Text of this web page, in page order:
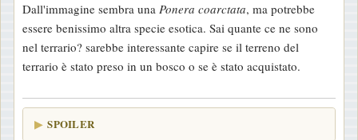
s
s
a
g
i
o
Dall'immagine sembra una Ponera coarctata, ma potrebbe
essere benissimo altra specie esotica. Sai quante ce ne sono
nel terrario? sarebbe interessante capire se il terreno del
terrario è stato preso in un bosco o se è stato acquistato.
SPOILER